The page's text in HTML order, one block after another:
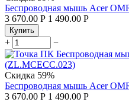
Беспроводная мышь Acer
3 670.00 Р 1 490.00 Р
Купить
+ −
Скидка 59%
Беспроводная мышь Acer
3 670.00 Р 1 490.00 Р